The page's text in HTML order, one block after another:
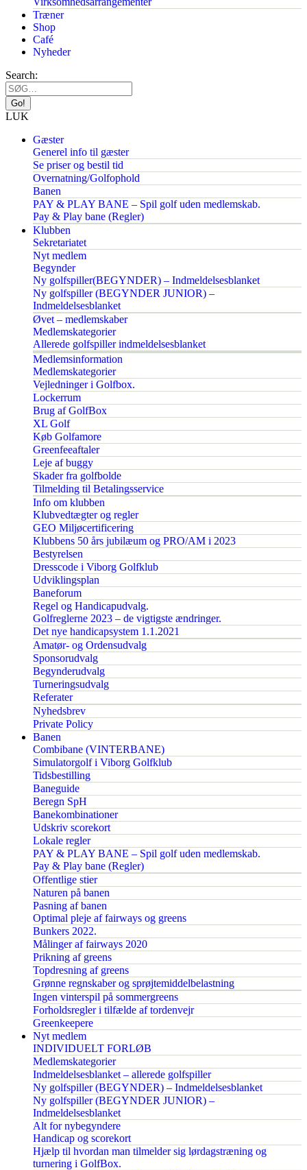
Træner
Shop
Café
Nyheder
Search:
LUK
Gæster
Generel info til gæster
Se priser og bestil tid
Overnatning/Golfophold
Banen
PAY & PLAY BANE – Spil golf uden medlemskab.
Pay & Play bane (Regler)
Klubben
Sekretariatet
Nyt medlem
Begynder
Ny golfspiller(BEGYNDER) – Indmeldelsesblanket
Ny golfspiller (BEGYNDER JUNIOR) –
Indmeldelsesblanket
Øvet – medlemskaber
Medlemskategorier
Allerede golfspiller indmeldelsesblanket
Medlemsinformation
Medlemskategorier
Vejledninger i Golfbox.
Lockerrum
Brug af GolfBox
XL Golf
Køb Golfamore
Greenfeeaftaler
Leje af buggy
Skader fra golfbolde
Tilmelding til Betalingsservice
Info om klubben
Klubvedtægter og regler
GEO Miljøcertificering
Klubbens 50 års jubilæum og PRO/AM i 2023
Bestyrelsen
Dresscode i Viborg Golfklub
Udviklingsplan
Baneforum
Regel og Handicapudvalg.
Golfreglerne 2023 – de vigtigste ændringer.
Det nye handicapsystem 1.1.2021
Amatør- og Ordensudvalg
Sponsorudvalg
Begynderudvalg
Turneringsudvalg
Referater
Nyhedsbrev
Private Policy
Banen
Combibane (VINTERBANE)
Simulatorgolf i Viborg Golfklub
Tidsbestilling
Baneguide
Beregn SpH
Banekombinationer
Udskriv scorekort
Lokale regler
PAY & PLAY BANE – Spil golf uden medlemskab.
Pay & Play bane (Regler)
Offentlige stier
Naturen på banen
Pasning af banen
Optimal pleje af fairways og greens
Bunkers 2022.
Målinger af fairways 2020
Prikning af greens
Topdresning af greens
Grønne regnskaber og sprøjtemiddelbelastning
Ingen vinterspil på sommergreens
Forholdsregler i tilfælde af tordenvejr
Greenkeepere
Nyt medlem
INDIVIDUELT FORLØB
Medlemskategorier
Indmeldelsesblanket – allerede golfspiller
Ny golfspiller (BEGYNDER) – Indmeldelsesblanket
Ny golfspiller (BEGYNDER JUNIOR) –
Indmeldelsesblanket
Alt for nybegyndere
Handicap og scorekort
Hjælp til hvordan man tilmelder sig lørdagstræning og
turnering i GolfBox.